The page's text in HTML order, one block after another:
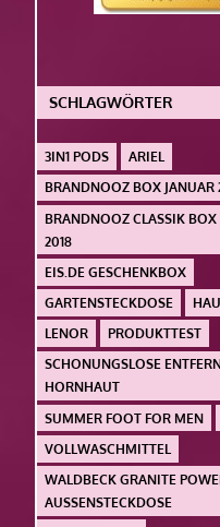
SCHLAGWÖRTER
3IN1 PODS
ARIEL
BRANDNOOZ BOX JANUAR
BRANDNOOZ CLASSIK BOX
2018
EIS.DE GESCHENKBOX
GARTENSTECKDOSE
LENOR
PRODUKTTEST
SCHONUNGSLOSE
HORNHAUT
SUMMER FOOT FOR MEN
VOLLWASCHMITTEL
WALDBECK GRANITE
AUSSENSTECKDOSE